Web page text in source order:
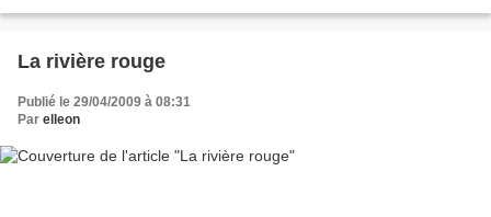
La rivière rouge
Publié le 29/04/2009 à 08:31
Par elleon